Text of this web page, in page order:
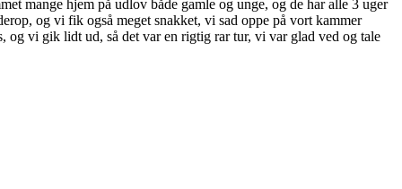
mange hjem på udlov både gamle og unge, og de har alle 3 uger
og vi fik også meget snakket, vi sad oppe på vort kammer
og vi gik lidt ud, så det var en rigtig rar tur, vi var glad ved og tale